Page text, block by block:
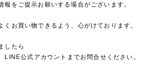
報をご提示お願いする場合がございます。
くお買い物できるよう、心がけております。
したら
LINE公式アカウントまでお問合せください。